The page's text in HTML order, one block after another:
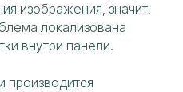
изображения, значит,
локализована
внутри панели.
производится